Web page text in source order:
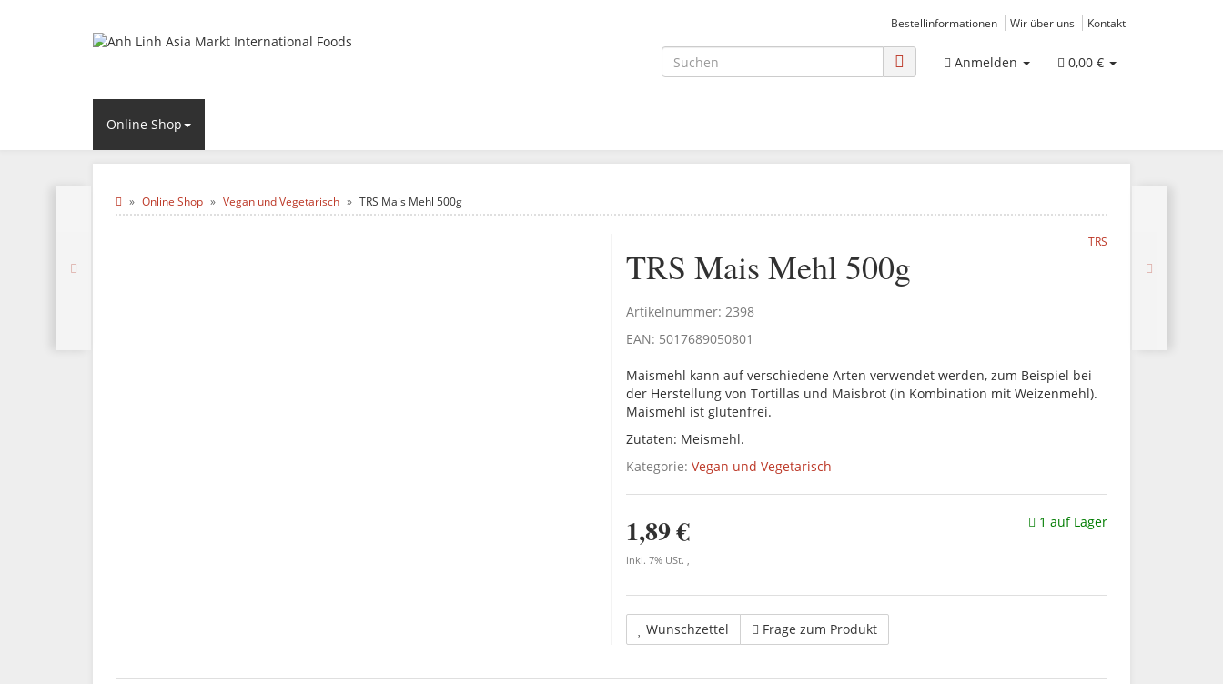
Bestellinformationen Wir über uns Kontakt
Anmelden 0,00 €
Online Shop
Online Shop Vegan und Vegetarisch TRS Mais Mehl 500g
TRS
TRS Mais Mehl 500g
Artikelnummer: 2398
EAN: 5017689050801
Maismehl kann auf verschiedene Arten verwendet werden, zum Beispiel bei
der Herstellung von Tortillas und Maisbrot (in Kombination mit Weizenmehl).
Maismehl ist glutenfrei.
Zutaten: Meismehl.
Kategorie: Vegan und Vegetarisch
1,89 €
inkl. 7% USt. ,
1 auf Lager
Wunschzettel Frage zum Produkt